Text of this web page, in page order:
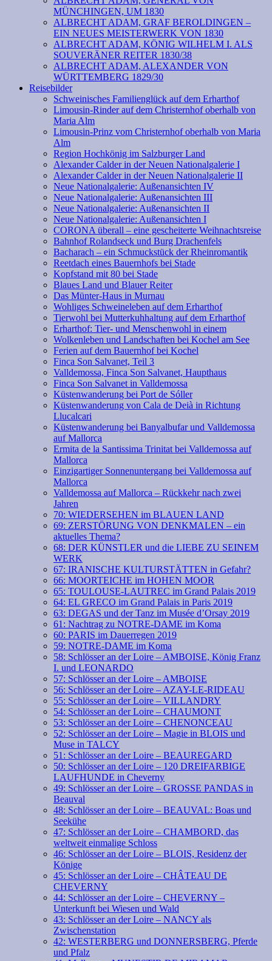
MÜNCHINGEN, UM 1830
ALBRECHT ADAM, GRAF BEROLDINGEN –
EIN NEUES MEISTERWERK VON 1830
ALBRECHT ADAM, KÖNIG WILHELM I. ALS
SOUVERÄNER REITER 1830/38
ALBRECHT ADAM, ALEXANDER VON
WÜRTTEMBERG 1829/30
Reisebilder
Schweinisches Familienglück auf dem Erharthof
Limousin-Rinder auf dem Christernhof oberhalb von
Maria Alm
Limousin-Prinz vom Christernhof oberhalb von Maria
Alm
Region Hochkönig im Salzburger Land
Alexander Calder in der Neuen Nationalgalerie I
Alexander Calder in der Neuen Nationalgalerie II
Neue Nationalgalerie: Außenansichten IV
Neue Nationalgalerie: Außenansichten III
Neue Nationalgalerie: Außenansichten II
Neue Nationalgalerie: Außenansichten I
CORONA überall – eine gescheiterte Weihnachtsreise
Bahnhof Rolandseck und Burg Drachenfels
Bacharach – ein Schmuckstück der Rheinromantik
Reetdach eines Bauernhofs bei Stade
Kopfstand mit 80 bei Stade
Blaues Land und Blauer Reiter
Das Münter-Haus in Murnau
Wohliges Schweineleben auf dem Erharthof
Tierwohl bei Mutterkuhhaltung auf dem Erharthof
Erharthof: Tier- und Menschenwohl in einem
Wolkenleben und Landschaften bei Kochel am See
Ferien auf dem Bauernhof bei Kochel
Finca Son Salvanet, Teil 3
Valldemossa, Finca Son Salvanet, Haupthaus
Finca Son Salvanet in Valldemossa
Küstenwanderung bei Port de Sóller
Küstenwanderung von Cala de Deià in Richtung
Llucalcari
Küstenwanderung bei Banyalbufar und Valldemossa
auf Mallorca
Ermita de la Santissima Trinitat bei Valldemossa auf
Mallorca
Einzigartiger Sonnenuntergang bei Valldemossa auf
Mallorca
Valldemossa auf Mallorca – Rückkehr nach zwei
Jahren
70: WIEDERSEHEN im BLAUEN LAND
69: ZERSTÖRUNG VON DENKMALEN – ein
aktuelles Thema?
68: DER KÜNSTLER und die LIEBE ZU SEINEM
WERK
67: IRANISCHE KULTURSTÄTTEN in Gefahr?
66: MOORTEICHE im HOHEN MOOR
65: TOULOUSE-LAUTREC im Grand Palais 2019
64: EL GRECO im Grand Palais in Paris 2019
63: DEGAS und der Tanz im Musée d’Orsay 2019
61: Nachtrag zu NOTRE-DAME im Koma
60: PARIS im Dauerregen 2019
59: NOTRE-DAME im Koma
58: Schlösser an der Loire – AMBOISE, König Franz
I. und LEONARDO
57: Schlösser an der Loire – AMBOISE
56: Schlösser an der Loire – AZAY-LE-RIDEAU
55: Schlösser an der Loire – VILLANDRY
54: Schlösser an der Loire – CHAUMONT
53: Schlösser an der Loire – CHENONCEAU
52: Schlösser an der Loire – Magie in BLOIS und
Muse in TALCY
51: Schlösser an der Loire – BEAUREGARD
50: Schlösser an der Loire – 120 DREIFARBIGE
LAUFHUNDE in Cheverny
49: Schlösser an der Loire – GROSSE PANDAS in
Beauval
48: Schlösser an der Loire – BEAUVAL: Boas und
Seekühe
47: Schlösser an der Loire – CHAMBORD, das
weltweit einmalige Schloss
46: Schlösser an der Loire – BLOIS, Residenz der
Könige
45: Schlösser an der Loire – CHÂTEAU DE
CHEVERNY
44: Schlösser an der Loire – CHEVERNY –
Unterkunft bei Wiesen und Wald
43: Schlösser an der Loire – NANCY als
Zwischenstation
42: WESTERBERG und DONNERSBERG, Pferde
und Pfalz